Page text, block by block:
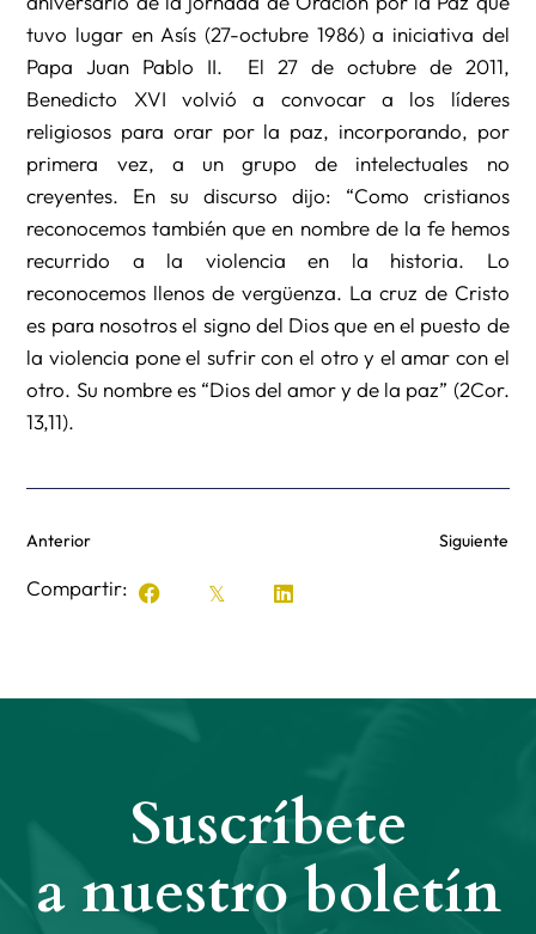
tuvo lugar en Asís (27-octubre 1986) a iniciativa del
Papa Juan Pablo II. El 27 de octubre de 2011,
Benedicto XVI volvió a convocar a los líderes
religiosos para orar por la paz, incorporando, por
primera vez, a un grupo de intelectuales no
creyentes. En su discurso dijo: “Como cristianos
reconocemos también que en nombre de la fe hemos
recurrido a la violencia en la historia. Lo
reconocemos llenos de vergüenza. La cruz de Cristo
es para nosotros el signo del Dios que en el puesto de
la violencia pone el sufrir con el otro y el amar con el
otro. Su nombre es “Dios del amor y de la paz” (2Cor.
13,11).
Anterior Siguiente
Compartir:
Suscríbete
a nuestro boletín